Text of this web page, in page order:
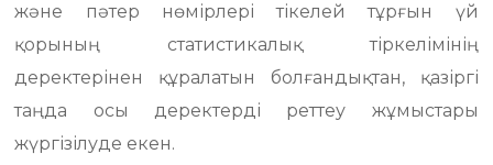
және пәтер нөмірлері тікелей тұрғын үй
қорының статистикалық тіркелімінің
деректерінен құралатын болғандықтан, қазіргі
таңда осы деректерді реттеу жұмыстары
жүргізілуде екен.